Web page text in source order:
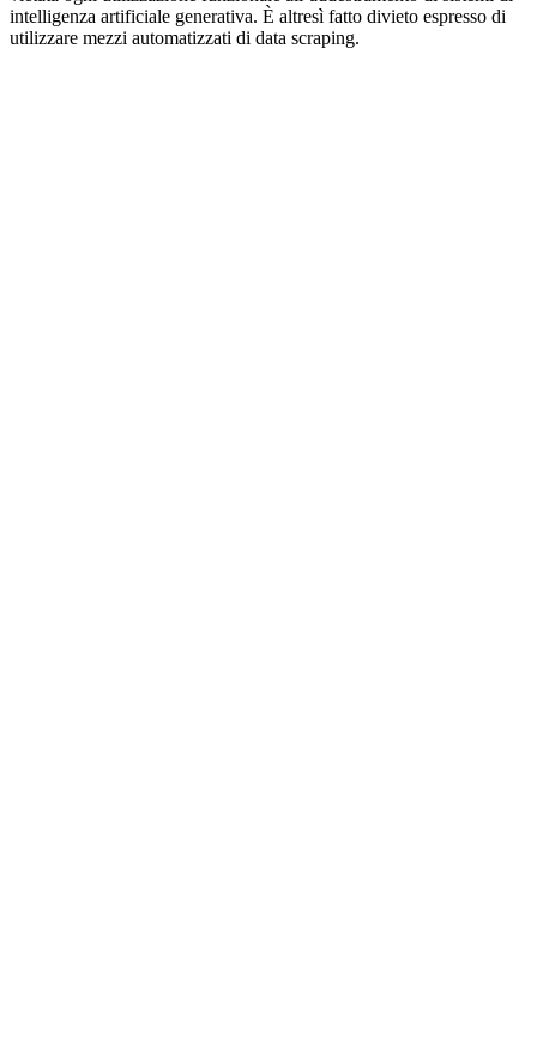
intelligenza artificiale generativa. È altresì fatto divieto espresso di
utilizzare mezzi automatizzati di data scraping.